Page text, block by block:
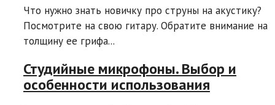
Что нужно знать новичку про струны на акустику?
Посмотрите на свою гитару. Обратите внимание на
толщину ее грифа...
Студийные микрофоны. Выбор и
особенности использования